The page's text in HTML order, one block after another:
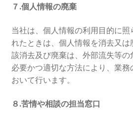
７.個人情報の廃棄
当社は、個人情報の利用目的に
れたときは、個人情報を消去又は
該消去及び廃棄は、外部流失等
必要かつ適切な方法により、業
おいて行います。
８.苦情や相談の担当窓口